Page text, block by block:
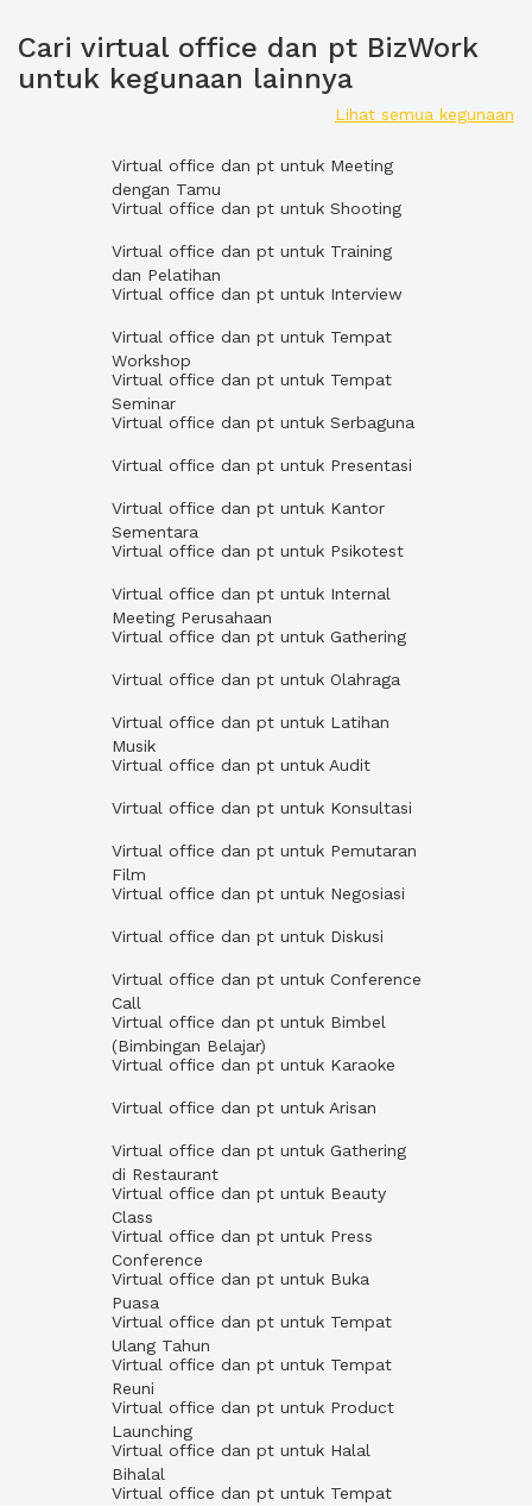
Cari virtual office dan pt BizWork
untuk kegunaan lainnya
Lihat semua kegunaan
Virtual office dan pt untuk Meeting
dengan Tamu
Virtual office dan pt untuk Shooting
Virtual office dan pt untuk Training
dan Pelatihan
Virtual office dan pt untuk Interview
Virtual office dan pt untuk Tempat
Workshop
Virtual office dan pt untuk Tempat
Seminar
Virtual office dan pt untuk Serbaguna
Virtual office dan pt untuk Presentasi
Virtual office dan pt untuk Kantor
Sementara
Virtual office dan pt untuk Psikotest
Virtual office dan pt untuk Internal
Meeting Perusahaan
Virtual office dan pt untuk Gathering
Virtual office dan pt untuk Olahraga
Virtual office dan pt untuk Latihan
Musik
Virtual office dan pt untuk Audit
Virtual office dan pt untuk Konsultasi
Virtual office dan pt untuk Pemutaran
Film
Virtual office dan pt untuk Negosiasi
Virtual office dan pt untuk Diskusi
Virtual office dan pt untuk Conference
Call
Virtual office dan pt untuk Bimbel
(Bimbingan Belajar)
Virtual office dan pt untuk Karaoke
Virtual office dan pt untuk Arisan
Virtual office dan pt untuk Gathering
di Restaurant
Virtual office dan pt untuk Beauty
Class
Virtual office dan pt untuk Press
Conference
Virtual office dan pt untuk Buka
Puasa
Virtual office dan pt untuk Tempat
Ulang Tahun
Virtual office dan pt untuk Tempat
Reuni
Virtual office dan pt untuk Product
Launching
Virtual office dan pt untuk Halal
Bihalal
Virtual office dan pt untuk Tempat